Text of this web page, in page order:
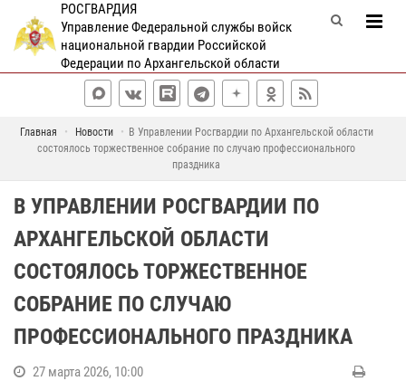
РОСГВАРДИЯ
Управление Федеральной службы войск
национальной гвардии Российской
Федерации по Архангельской области
Главная Новости
В Управлении Росгвардии по Архангельской области
состоялось торжественное собрание по случаю профессионального
праздника
В УПРАВЛЕНИИ РОСГВАРДИИ ПО
АРХАНГЕЛЬСКОЙ ОБЛАСТИ
СОСТОЯЛОСЬ ТОРЖЕСТВЕННОЕ
СОБРАНИЕ ПО СЛУЧАЮ
ПРОФЕССИОНАЛЬНОГО ПРАЗДНИКА
27 марта 2026, 10:00